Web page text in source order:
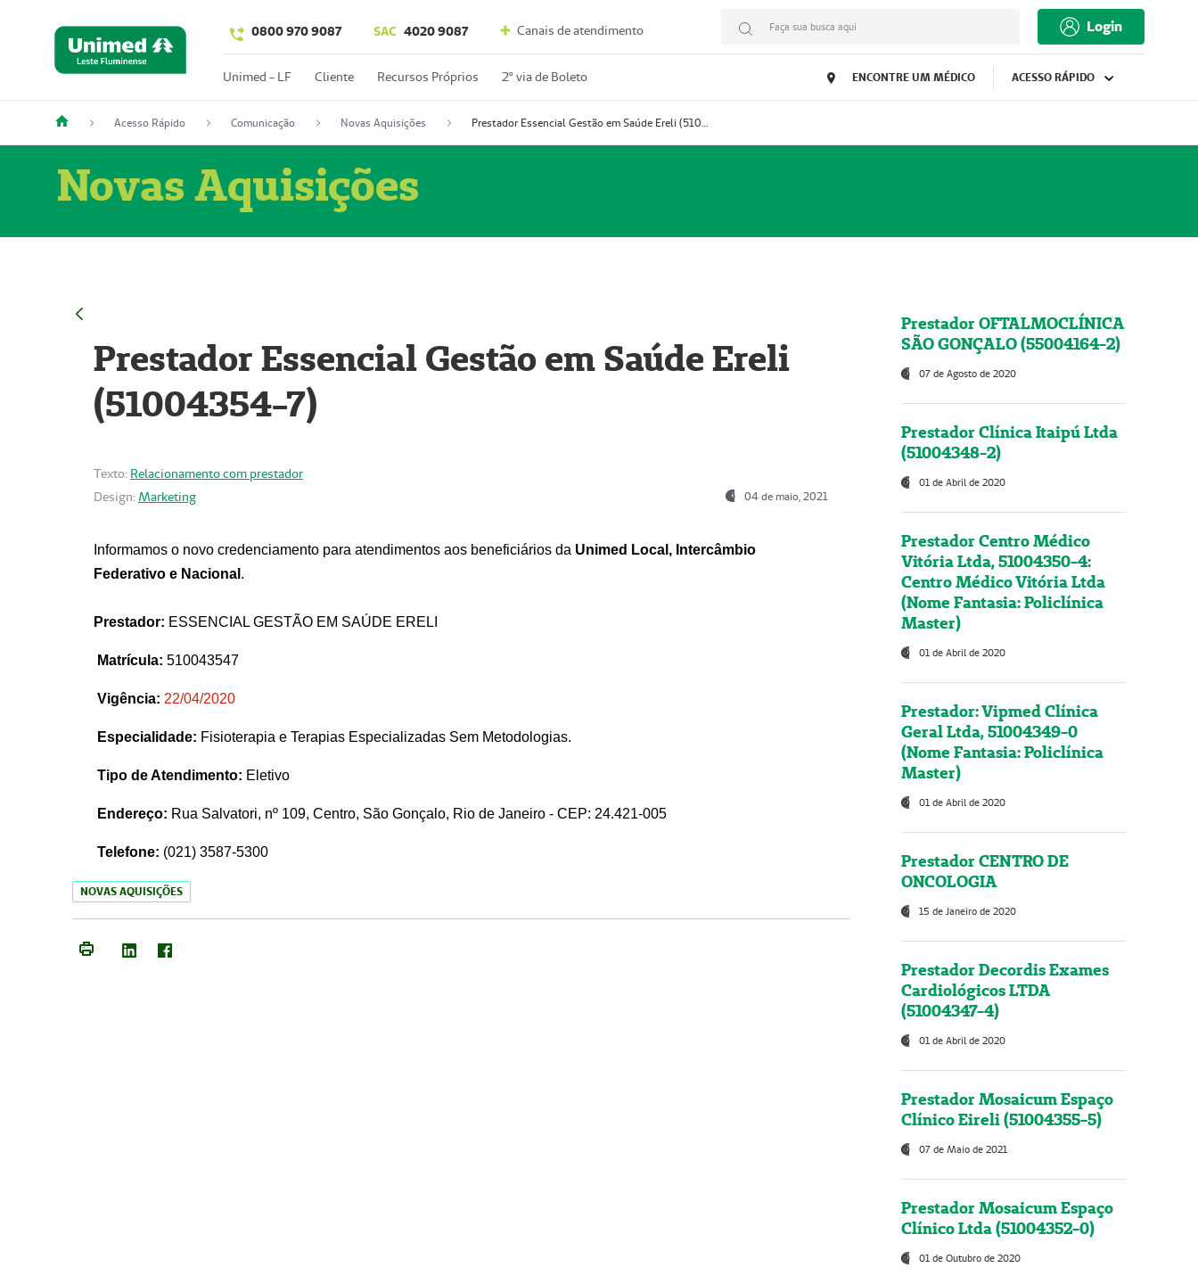
0800 970 9087 SAC 4020 9087 Canais de atendimento Faça sua busca aqui Login
Unimed - LF Cliente Recursos Próprios 2º via de Boleto ENCONTRE UM MÉDICO ACESSO RÁPIDO
Acesso Rápido Comunicação Novas Aquisições Prestador Essencial Gestão em Saúde Ereli (51004354-7)
Novas Aquisições
Prestador Essencial Gestão em Saúde Ereli
(51004354-7)
Texto: Relacionamento com prestador
Design: Marketing 04 de maio, 2021
Informamos o novo credenciamento para atendimentos aos beneficiários da Unimed Local, Intercâmbio
Federativo e Nacional .
Prestador: ESSENCIAL GESTÃO EM SAÚDE ERELI
Matrícula: 510043547
Vigência: 22/04/2020
Especialidade: Fisioterapia e Terapias Especializadas Sem Metodologias.
Tipo de Atendimento: Eletivo
Endereço: Rua Salvatori, nº 109, Centro, São Gonçalo, Rio de Janeiro - CEP: 24.421-005
Telefone: (021) 3587-5300
NOVAS AQUISIÇÕES
Prestador OFTALMOCLÍNICA
SÃO GONÇALO (55004164-2)
07 de Agosto de 2020
Prestador Clínica Itaipú Ltda
(51004348-2)
01 de Abril de 2020
Prestador Centro Médico
Vitória Ltda, 51004350-4:
Centro Médico Vitória Ltda
(Nome Fantasia: Policlínica
Master)
01 de Abril de 2020
Prestador: Vipmed Clínica
Geral Ltda, 51004349-0
(Nome Fantasia: Policlínica
Master)
01 de Abril de 2020
Prestador CENTRO DE
ONCOLOGIA
15 de Janeiro de 2020
Prestador Decordis Exames
Cardiológicos LTDA
(51004347-4)
01 de Abril de 2020
Prestador Mosaicum Espaço
Clínico Eireli (51004355-5)
07 de Maio de 2021
Prestador Mosaicum Espaço
Clínico Ltda (51004352-0)
01 de Outubro de 2020